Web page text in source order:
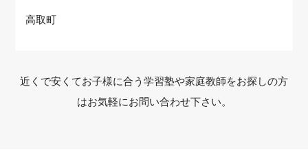
高取町
近くで安くてお子様に合う学習塾や家庭教師をお探しの方
はお気軽にお問い合わせ下さい。